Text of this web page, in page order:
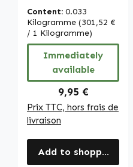
et le
métabolisme des
macronutriments
- vegan | Warnke
Vitalstoffe
Content: 0.033
Kilogramme (301,52 €
/ 1 Kilogramme)
Immediately
available
Regular price:
9,95 €
Prix TTC, hors frais de
livraison
Add to shopping cart